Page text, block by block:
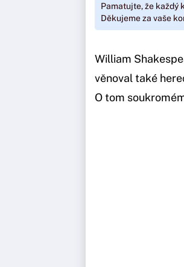
Pamatujte, že každý
Děkujeme za vaše
William
věnoval také
O tom